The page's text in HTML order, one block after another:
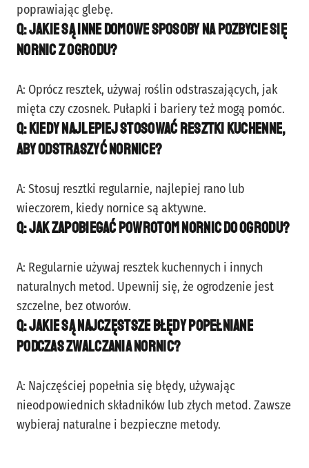
poprawiając glebę.
Q: Jakie są inne domowe sposoby na pozbycie się
nornic z ogrodu?
A: Oprócz resztek, używaj roślin odstraszających, jak
mięta czy czosnek. Pułapki i bariery też mogą pomóc.
Q: Kiedy najlepiej stosować resztki kuchenne,
aby odstraszyć nornice?
A: Stosuj resztki regularnie, najlepiej rano lub
wieczorem, kiedy nornice są aktywne.
Q: Jak zapobiegać powrotom nornic do ogrodu?
A: Regularnie używaj resztek kuchennych i innych
naturalnych metod. Upewnij się, że ogrodzenie jest
szczelne, bez otworów.
Q: Jakie są najczęstsze błędy popełniane
podczas zwalczania nornic?
A: Najczęściej popełnia się błędy, używając
nieodpowiednich składników lub złych metod. Zawsze
wybieraj naturalne i bezpieczne metody.